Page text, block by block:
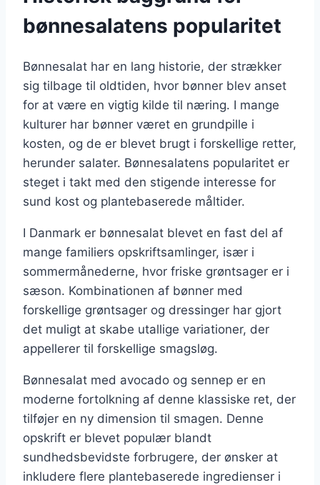
bønnesalatens popularitet
Bønnesalat har en lang historie, der strækker
sig tilbage til oldtiden, hvor bønner blev anset
for at være en vigtig kilde til næring. I mange
kulturer har bønner været en grundpille i
kosten, og de er blevet brugt i forskellige retter,
herunder salater. Bønnesalatens popularitet er
steget i takt med den stigende interesse for
sund kost og plantebaserede måltider.
I Danmark er bønnesalat blevet en fast del af
mange familiers opskriftsamlinger, især i
sommermånederne, hvor friske grøntsager er i
sæson. Kombinationen af bønner med
forskellige grøntsager og dressinger har gjort
det muligt at skabe utallige variationer, der
appellerer til forskellige smagsløg.
Bønnesalat med avocado og sennep er en
moderne fortolkning af denne klassiske ret, der
tilføjer en ny dimension til smagen. Denne
opskrift er blevet populær blandt
sundhedsbevidste forbrugere, der ønsker at
inkludere flere plantebaserede ingredienser i